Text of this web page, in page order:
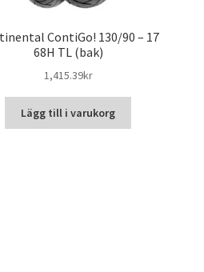
ContiGo! 130/90 – 17
68H TL (bak)
1,415.39kr
Lägg till i varukorg